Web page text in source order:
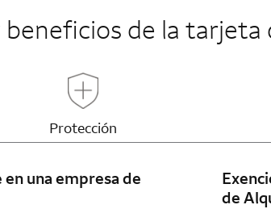
beneficios de la
Protección
una empresa de
de